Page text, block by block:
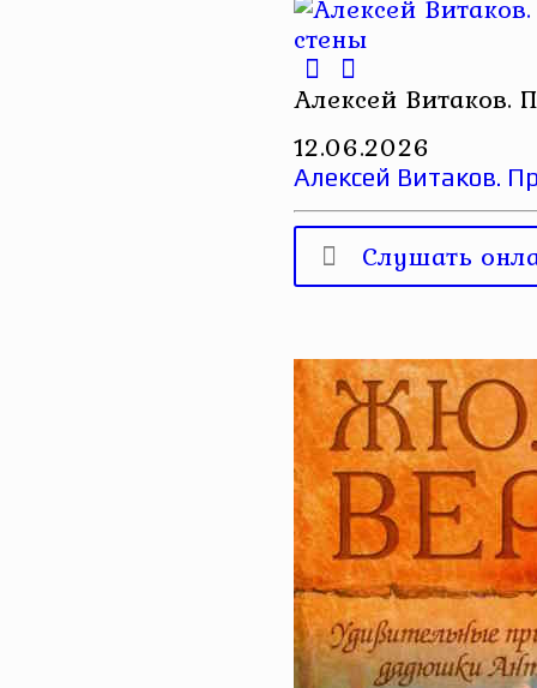
Алексей Витаков.
12.06.2026
Алексей Витаков.
Слушать